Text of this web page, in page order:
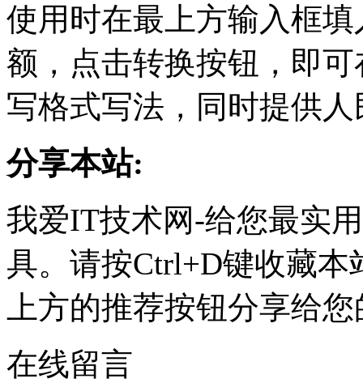
使用时在最上方输入框
额，点击转换按钮，即
写格式写法，同时提供
分享本站:
我爱IT技术网-给您最实
具。请按Ctrl+D键收藏
上方的推荐按钮分享给
在线留言